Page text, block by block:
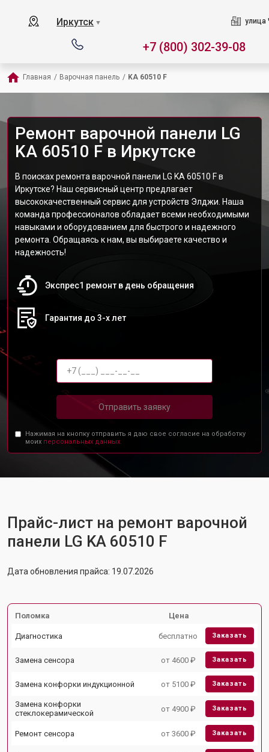
Иркутск ▼ улица
+7 (800) 302-39-08
Главная / Варочная панель / KA 60510 F
Ремонт варочной панели LG
KA 60510 F в Иркутске
В поисках ремонта варочной панели LG KA 60510 F в
Иркутске? Наш сервисный центр предлагает
высококачественный сервис для устройств Элджи. Наша
команда профессионалов обладает всеми необходимыми
навыками и оборудованием для быстрого и надежного
ремонта. Обращаясь к нам, вы выбираете качество и
надежность!
Экспрес1 ремонт в день обращения
Гарантия до 3-х лет
Отправить заявку
Нажимая на кнопку отправить я даю свое согласие на обработку
моих персональных данных.
Прайс-лист на ремонт варочной
панели LG KA 60510 F
Дата обновления прайса: 19.07.2026
Поломка Цена
Диагностика бесплатно Заказать
Замена сенсора от 4600 ₽ Заказать
Замена конфорки индукционной от 5100 ₽ Заказать
Замена конфорки
стеклокерамической
от 4900 ₽ Заказать
Ремонт сенсора от 3600 ₽ Заказать